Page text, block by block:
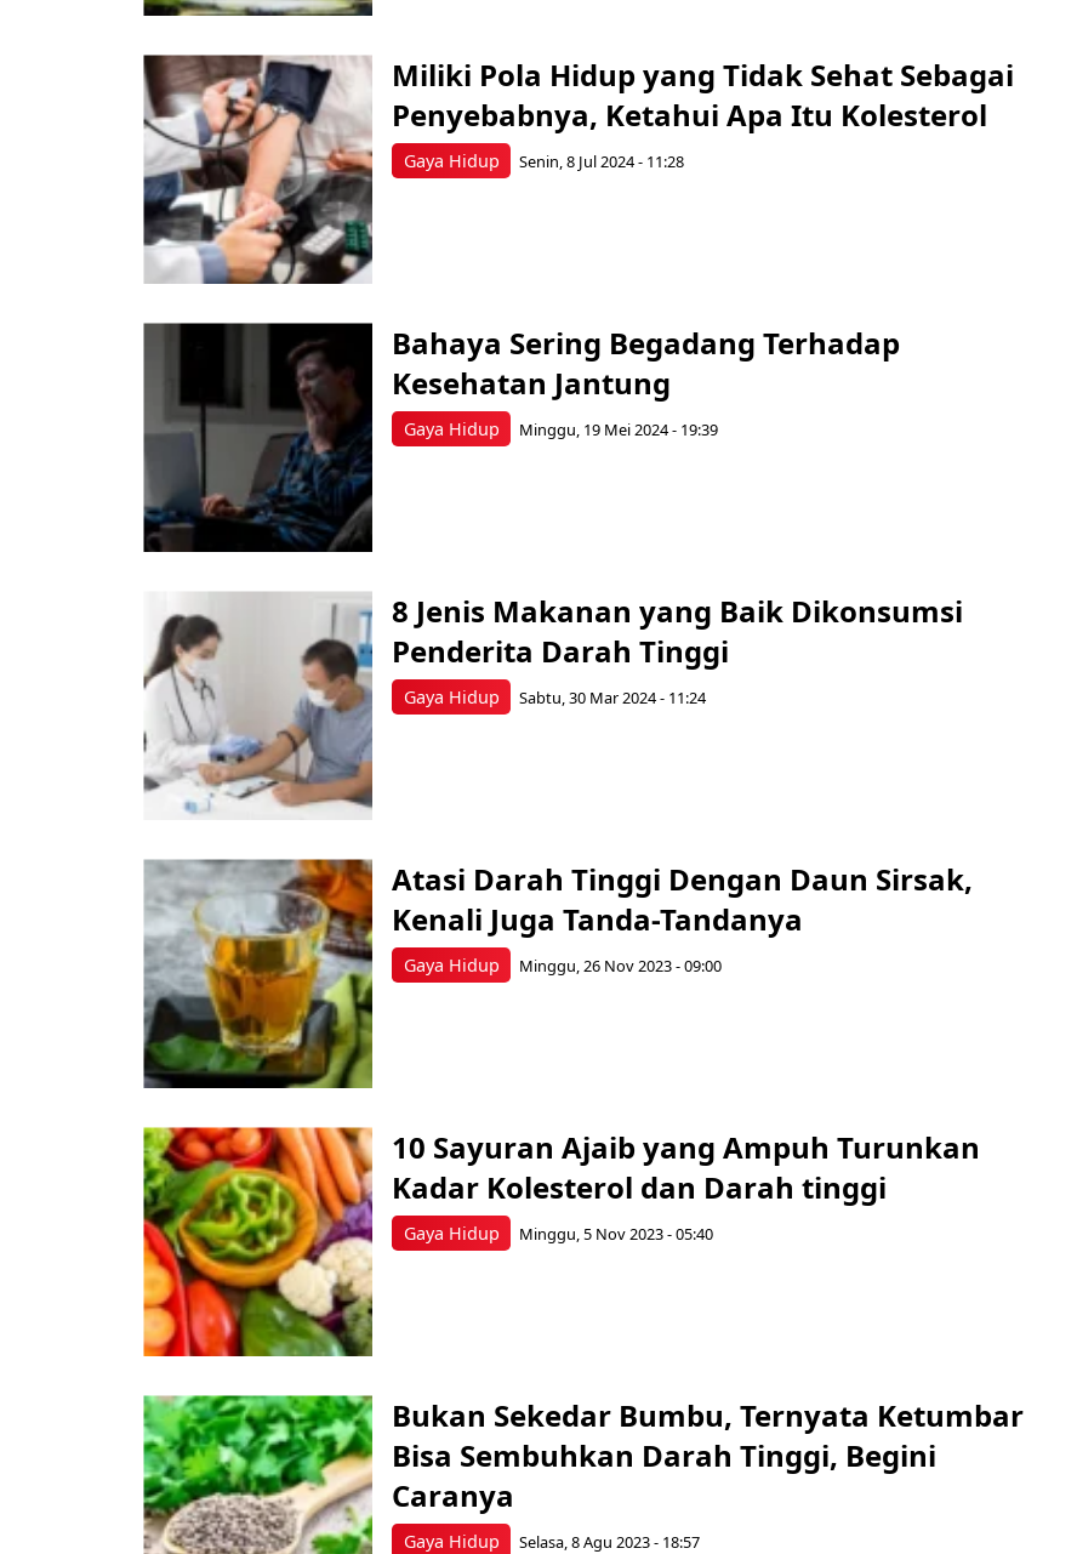
Gaya Hidup
Miliki Pola Hidup yang Tidak Sehat Sebagai
Penyebabnya, Ketahui Apa Itu Kolesterol
Senin, 8 Jul 2024 - 11:28
Gaya Hidup
Bahaya Sering Begadang Terhadap
Kesehatan Jantung
Minggu, 19 Mei 2024 - 19:39
Gaya Hidup
8 Jenis Makanan yang Baik Dikonsumsi
Penderita Darah Tinggi
Sabtu, 30 Mar 2024 - 11:24
Gaya Hidup
Atasi Darah Tinggi Dengan Daun Sirsak,
Kenali Juga Tanda-Tandanya
Minggu, 26 Nov 2023 - 09:00
Gaya Hidup
10 Sayuran Ajaib yang Ampuh Turunkan
Kadar Kolesterol dan Darah tinggi
Minggu, 5 Nov 2023 - 05:40
Gaya Hidup
Bukan Sekedar Bumbu, Ternyata Ketumbar
Bisa Sembuhkan Darah Tinggi, Begini
Caranya
Selasa, 8 Agu 2023 - 18:57